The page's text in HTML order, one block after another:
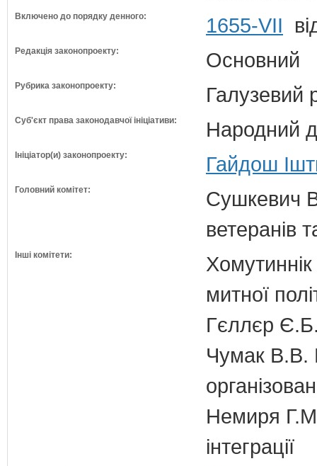
Включено до порядку денного: 1655-VII
Редакція законопроекту: Основний
Рубрика законопроекту: Галузевий
Суб'єкт права законодавчої ініціативи: Народний
Ініціатор(и) законопроекту: Гайдош
Головний комітет:
Сушкевич
ветеранів
Інші комітети:
митної
Гєллєр
Чумак В.В.
Немиря
інтеграції